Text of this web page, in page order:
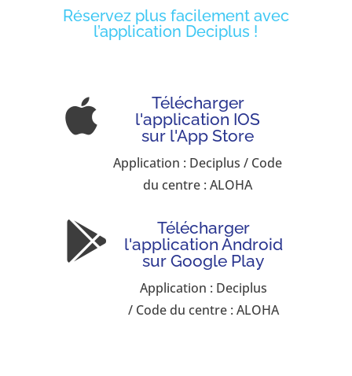
Réservez plus facilement avec
l’application Deciplus !

Télécharger
l'application IOS
sur l'App Store
Application : Deciplus / Code
du centre : ALOHA

Télécharger
l'application Android
sur Google Play
Application : Deciplus
/ Code du centre : ALOHA